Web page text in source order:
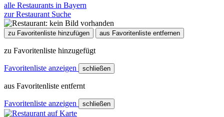
alle Restaurants in Bayern
zur Restaurant Suche
zu Favoritenliste hinzufügen aus Favoritenliste entfernen
zu Favoritenliste hinzugefügt
Favoritenliste anzeigen schließen
aus Favoritenliste entfernt
Favoritenliste anzeigen schließen